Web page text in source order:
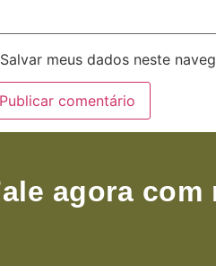
Salvar meus dados neste
agora